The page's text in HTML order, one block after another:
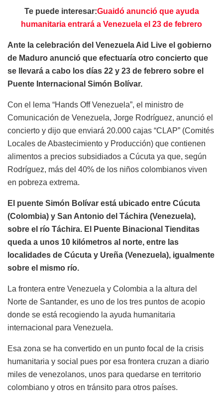
Te puede interesar:Guaidó anunció que ayuda
humanitaria entrará a Venezuela el 23 de febrero
Ante la celebración del Venezuela Aid Live el gobierno
de Maduro anunció que efectuaría otro concierto que
se llevará a cabo los días 22 y 23 de febrero sobre el
Puente Internacional Simón Bolívar.
Con el lema “Hands Off Venezuela”, el ministro de
Comunicación de Venezuela, Jorge Rodríguez, anunció el
concierto y dijo que enviará 20.000 cajas “CLAP” (Comités
Locales de Abastecimiento y Producción) que contienen
alimentos a precios subsidiados a Cúcuta ya que, según
Rodríguez, más del 40% de los niños colombianos viven
en pobreza extrema.
El puente Simón Bolívar está ubicado entre Cúcuta
(Colombia) y San Antonio del Táchira (Venezuela),
sobre el río Táchira. El Puente Binacional Tienditas
queda a unos 10 kilómetros al norte, entre las
localidades de Cúcuta y Ureña (Venezuela), igualmente
sobre el mismo río.
La frontera entre Venezuela y Colombia a la altura del
Norte de Santander, es uno de los tres puntos de acopio
donde se está recogiendo la ayuda humanitaria
internacional para Venezuela.
Esa zona se ha convertido en un punto focal de la crisis
humanitaria y social pues por esa frontera cruzan a diario
miles de venezolanos, unos para quedarse en territorio
colombiano y otros en tránsito para otros países.